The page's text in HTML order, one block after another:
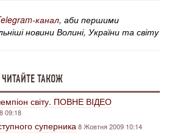
канал, аби першими
новини Волині, України та світу
ЧИТАЙТЕ ТАКОЖ
світу. ПОВНЕ ВІДЕО
09:18
суперника8 Жовтня 2009 10:14